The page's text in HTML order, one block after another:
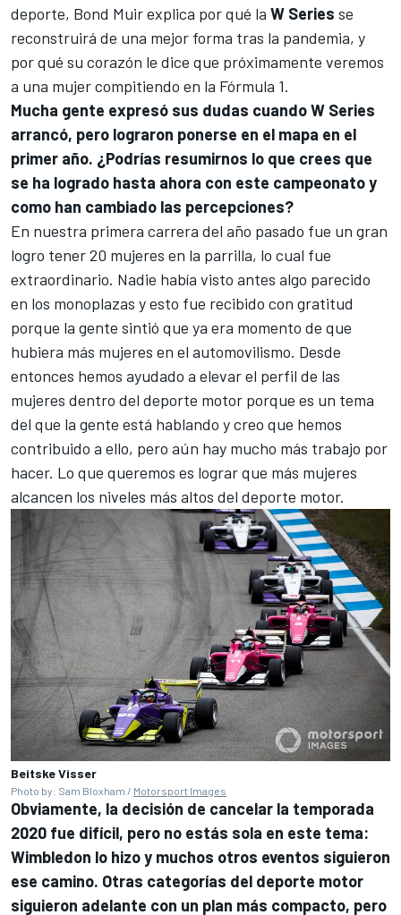
deporte, Bond Muir explica por qué la W Series se
reconstruirá de una mejor forma tras la pandemia, y
por qué su corazón le dice que próximamente veremos
a una mujer compitiendo en la Fórmula 1.
Mucha gente expresó sus dudas cuando W Series
arrancó, pero lograron ponerse en el mapa en el
primer año. ¿Podrías resumirnos lo que crees que
se ha logrado hasta ahora con este campeonato y
como han cambiado las percepciones?
En nuestra primera carrera del año pasado fue un gran
logro tener 20 mujeres en la parrilla, lo cual fue
extraordinario. Nadie había visto antes algo parecido
en los monoplazas y esto fue recibido con gratitud
porque la gente sintió que ya era momento de que
hubiera más mujeres en el automovilismo. Desde
entonces hemos ayudado a elevar el perfil de las
mujeres dentro del deporte motor porque es un tema
del que la gente está hablando y creo que hemos
contribuido a ello, pero aún hay mucho más trabajo por
hacer. Lo que queremos es lograr que más mujeres
alcancen los niveles más altos del deporte motor.
Beitske Visser
Photo by: Sam Bloxham / Motorsport Images
Obviamente, la decisión de cancelar la temporada
2020 fue difícil, pero no estás sola en este tema:
Wimbledon lo hizo y muchos otros eventos siguieron
ese camino. Otras categorías del deporte motor
siguieron adelante con un plan más compacto, pero